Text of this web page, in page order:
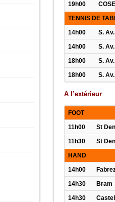
19h00
TENNIS DE
14h00
S.
14h00
S.
18h00
S.
18h00
S.
A l’extérieur
FOOT
11h00
St
11h30
St
HAND
14h00
14h30
Bram
14h30